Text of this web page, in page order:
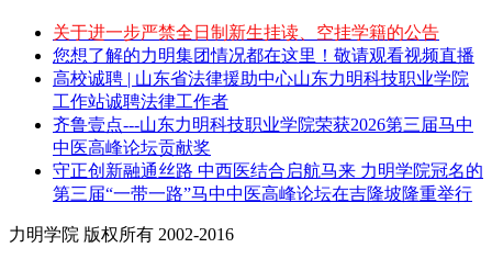
关于进一步严禁全日制新生挂读、空挂学籍的公告
您想了解的力明集团情况都在这里！敬请观看视频直播
高校诚聘 | 山东省法律援助中心山东力明科技职业学院
工作站诚聘法律工作者
齐鲁壹点---山东力明科技职业学院荣获2026第三届马中
中医高峰论坛贡献奖
守正创新融通丝路 中西医结合启航马来 力明学院冠名的
第三届“一带一路”马中中医高峰论坛在吉隆坡隆重举行
力明学院 版权所有 2002-2016